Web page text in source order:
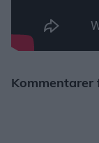
Kommentarer